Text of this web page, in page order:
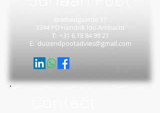
Bramengaarde 97
3344 PD Hendrik Ido Ambacht
T: +31 6 18 84 99 21
E: duizendpootadvies@gmail.com